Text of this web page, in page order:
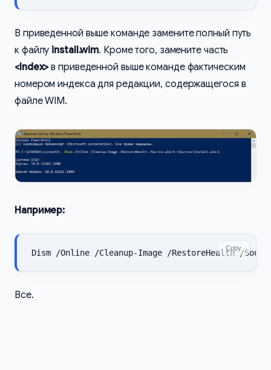
В приведенной выше команде замените полный путь
к файлу install.wim. Кроме того, замените часть
<Index>в приведенной выше команде фактическим
номером индекса для редакции, содержащегося в
файле WIM.
Например:
Dism /Online /Cleanup-Image /RestoreHealth /
Copy
Все.